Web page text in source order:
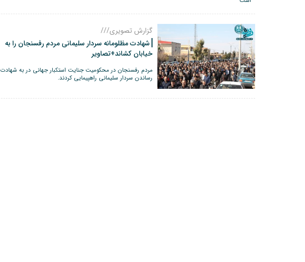
گزارش تصویری///
شهادت مظلومانه سردار سلیمانی مردم رفسنجان را به
خیابان کشاند+تصاویر
مردم رفسنجان در محکومیت جنایت استکبار جهانی در به شهادت
رساندن سردار سلیمانی راهپیمایی کردند.